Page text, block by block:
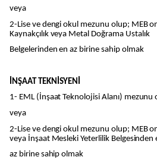
veya
2-Lise ve dengi okul mezunu olup; MEB
Kaynakçılık veya Metal Doğrama Ustalık
Belgelerinden en az birine sahip olmak
İNŞAAT TEKNİSYENİ
1- EML (İnşaat Teknolojisi Alanı) mezunu
veya
2-Lise ve dengi okul mezunu olup; MEB
veya İnşaat Mesleki Yeterlilik Belgesinden
az birine sahip olmak